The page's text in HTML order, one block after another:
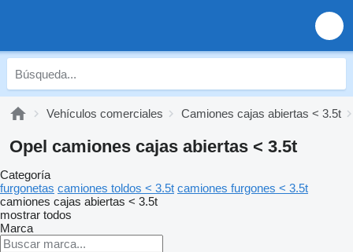
Vehículos comerciales Camiones cajas abiertas < 3.5t
Opel camiones cajas abiertas < 3.5t
Categoría
furgonetas camiones toldos < 3.5t camiones furgones < 3.5t
camiones cajas abiertas < 3.5t
mostrar todos
Marca